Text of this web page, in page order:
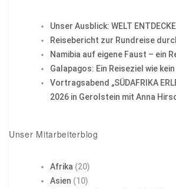
Unser Ausblick: WELT
Reisebericht zur Rundreise
Namibia auf eigene Faust – ein
Galapagos: Ein Reiseziel wie
Vortragsabend „SÜDAFRIKA
2026 in Gerolstein mit Anna
Unser Mitarbeiterblog
Afrika (20)
Asien (10)